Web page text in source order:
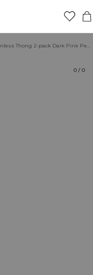
Everyday Seamless Thong 2-pack Dark Pink Peach
0 / 0